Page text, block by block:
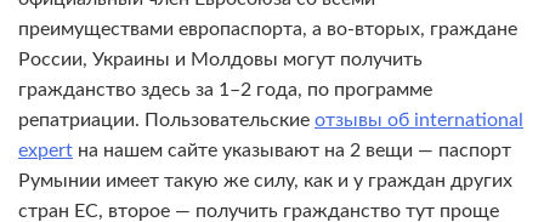
преимуществами европаспорта, а во-вторых, граждане
России, Украины и Молдовы могут получить
гражданство здесь за 1–2 года, по программе
репатриации. Пользовательские отзывы об international
expert на нашем сайте указывают на 2 вещи — паспорт
Румынии имеет такую же силу, как и у граждан других
стран ЕС, второе — получить гражданство тут проще